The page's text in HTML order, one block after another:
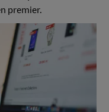
premier.